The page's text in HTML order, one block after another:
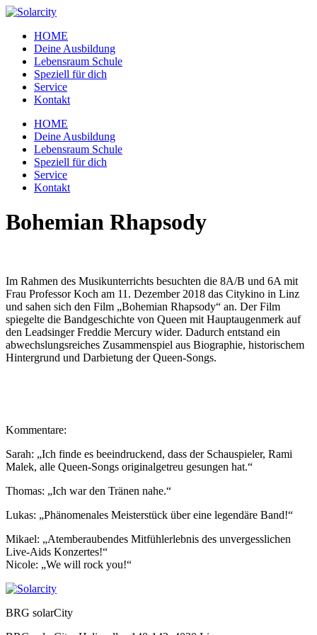
Zum
wechselnHOME
Deine Ausbildung
Lebensraum Schule
Speziell für dich
Service
Kontakt
Menü
HOME
Deine Ausbildung
Lebensraum Schule
Speziell für dich
Service
Kontakt
Bohemian Rhapsody
Im Rahmen des Musikunterrichts besuchten die 8A/B und 6A mit
Frau Professor Koch am 11. Dezember 2018 das Citykino in Linz
und sahen sich den Film „Bohemian Rhapsody“ an. Der Film
spiegelte die Bandgeschichte von Queen mit Hauptaugenmerk auf
den Leadsinger Freddie Mercury wider. Dadurch entstand ein
abwechslungsreiches Zusammenspiel aus Biographie, historischem
Hintergrund und Darbietung der Queen-Songs.
Kommentare:
Sarah: „Ich finde es beeindruckend, dass der Schauspieler, Rami
Malek, alle Queen-Songs originalgetreu gesungen hat.“
Thomas: „Ich war den Tränen nahe.“
Lukas: „Phänomenales Meisterstück über eine legendäre Band!“
Mikael: „Atemberaubendes Mitfühlerlebnis des unvergesslichen
Live-Aids Konzertes!“
Nicole: „We will rock you!“
BRG solarCity